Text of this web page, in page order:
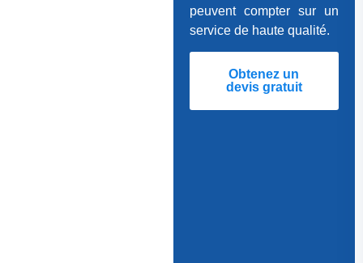
peuvent compter sur un
service de haute qualité.
Obtenez un
devis gratuit